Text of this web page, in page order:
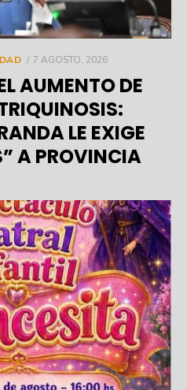
POSTED
7 AGOSTO, 2026
AUMENTO DE
LE EXIGE
A PROVINCIA